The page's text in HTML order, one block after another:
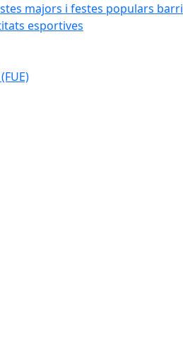
majors i festes populars barri
esportives